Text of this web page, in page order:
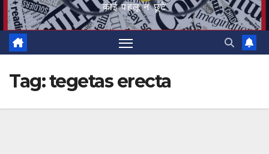
कोई पहलू न छूटे
Tag:tegetas erecta